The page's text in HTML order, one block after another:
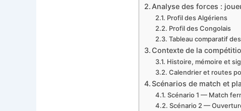
Analyse des forces :
Profil des Algériens
Profil des Congolais
Tableau comparatif
Contexte de la
Histoire, mémoire et
Calendrier et routes
Scénarios de match et
Scénario 1 — Match
Scénario 2 —